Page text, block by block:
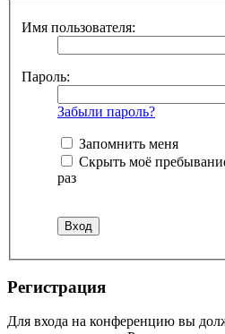
Имя пользователя:
Пароль:
Забыли пароль?
Запомнить меня
Скрыть моё
раз
Регистрация
Для входа на конференцию вы